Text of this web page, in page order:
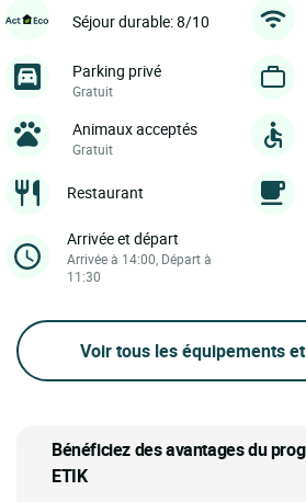
Séjour durable: 8/10
Parking privé
Gratuit
Animaux acceptés
Gratuit
Restaurant
Arrivée et départ
Arrivée à 14:00, Départ à
11:30
Voir tous les équipements
Bénéficiez des avantages du
ETIK